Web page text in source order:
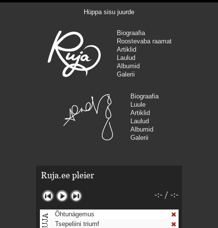
Hüppa sisu juurde
Biograafia
Roostevaba raamat
Artiklid
Laulud
Albumid
Galerii
Biograafia
Luule
Artiklid
Laulud
Albumid
Galerii
Ruja.ee pleier
-:- / -:-
Õhtunägemus
Tsepeliini triumf